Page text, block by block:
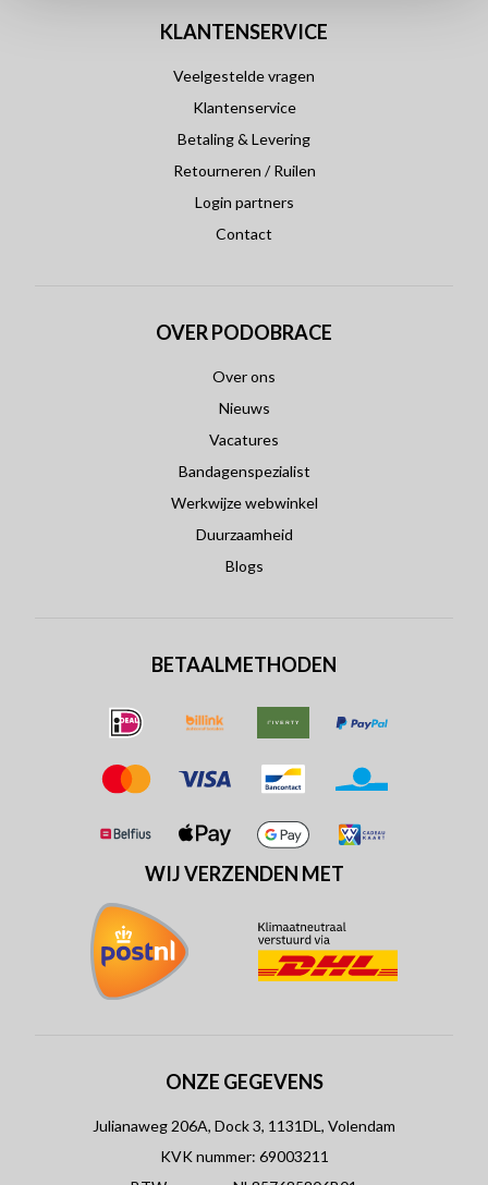
KLANTENSERVICE
Veelgestelde vragen
Klantenservice
Betaling & Levering
Retourneren / Ruilen
Login partners
Contact
OVER PODOBRACE
Over ons
Nieuws
Vacatures
Bandagenspezialist
Werkwijze webwinkel
Duurzaamheid
Blogs
BETAALMETHODEN
WIJ VERZENDEN MET
ONZE GEGEVENS
Julianaweg 206A, Dock 3, 1131DL, Volendam
KVK nummer: 69003211